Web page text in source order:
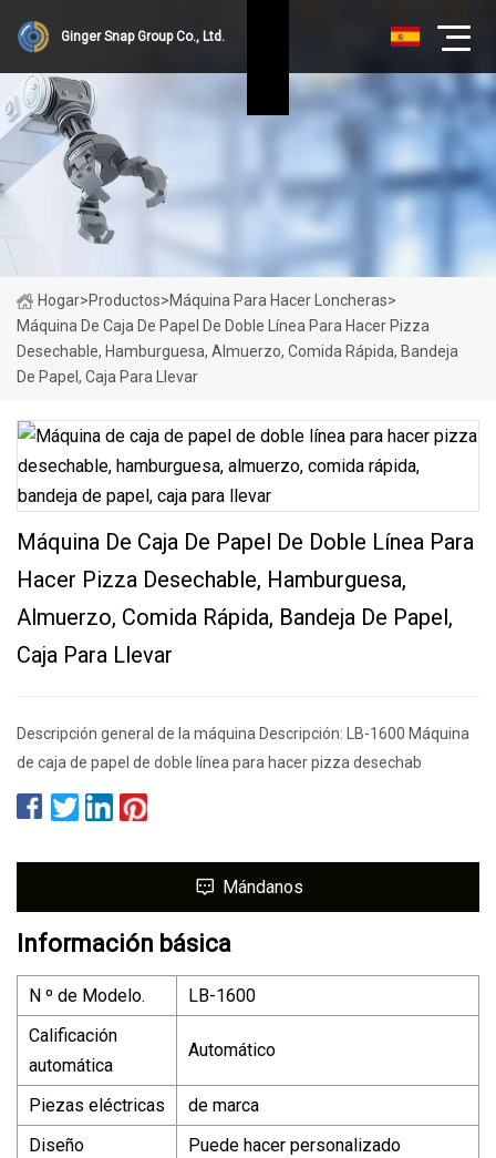
Ginger Snap Group Co., Ltd.
Hogar>Productos>Máquina Para Hacer Loncheras>
Máquina De Caja De Papel De Doble Línea Para Hacer Pizza
Desechable, Hamburguesa, Almuerzo, Comida Rápida, Bandeja
De Papel, Caja Para Llevar
Máquina De Caja De Papel De Doble Línea Para
Hacer Pizza Desechable, Hamburguesa,
Almuerzo, Comida Rápida, Bandeja De Papel,
Caja Para Llevar
Descripción general de la máquina Descripción: LB-1600 Máquina
de caja de papel de doble línea para hacer pizza desechab
Mándanos
Información básica
N º de Modelo.
LB-1600
Calificación
automática
Automático
Piezas eléctricas
de marca
Diseño
Puede hacer personalizado